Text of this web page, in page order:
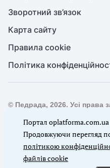
Зворотний зв’язок
Карта сайту
Правила cookie
Політика
© Педрада, 2026. Усі права
Повне або часткове
цитування, публікація їх
лише з письмового дозволу
Ми в соцмережах
Портал
Продовжуючи перегляд
політикою
файлів cookie